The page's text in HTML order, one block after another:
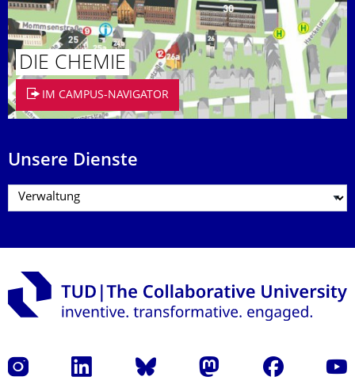
DIE CHEMIE
IM CAMPUS-NAVIGATOR
Unsere Dienste
Instagram LinkedIn Bluesky Mastodon Facebook